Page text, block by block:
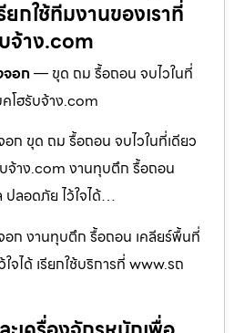
กใช้ทีมงานของเราที่
จ้าง.com
จอก— ขุด ถม รื้อถอน จบไวในที่
โฮรับจ้าง.com
ก ขุด ถม รื้อถอน จบไวในที่เดียว
จ้าง.com งานทุบตึก รื้อถอน
ปลอดภัย ไว้ใจได้…
อก งานทุบตึก รื้อถอน เคลียร์พื้นที่
ใจได้ เรียกใช้บริการที่ www.รถ